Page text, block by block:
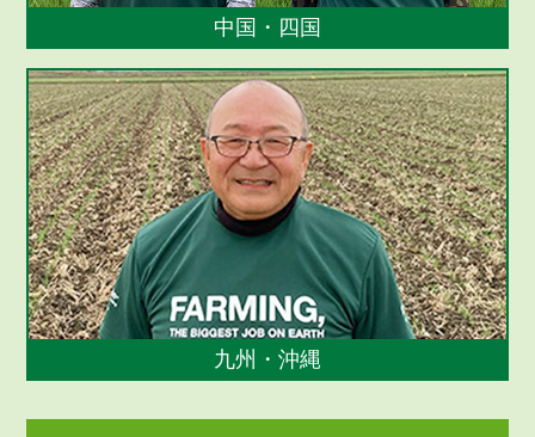
中国・四国
九州・沖縄